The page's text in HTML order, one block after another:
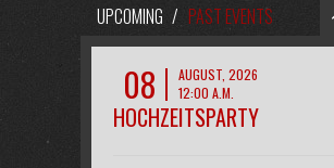
UPCOMING / PAST EVENTS
08
AUGUST, 2026
12:00 A.M.
HOCHZEITSPARTY